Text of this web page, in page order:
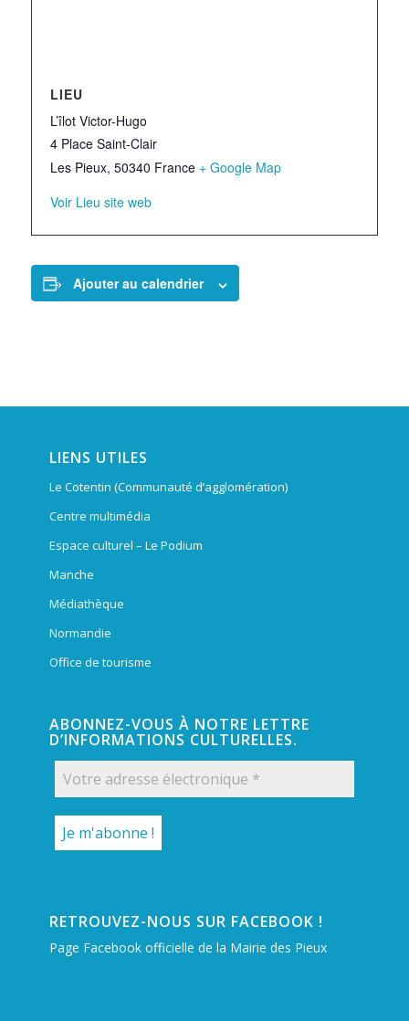
LIEU
L’îlot Victor-Hugo
4 Place Saint-Clair
Les Pieux, 50340 France + Google Map
Voir Lieu site web
Ajouter au calendrier
LIENS UTILES
Le Cotentin (Communauté d’agglomération)
Centre multimédia
Espace culturel – Le Podium
Manche
Médiathèque
Normandie
Office de tourisme
ABONNEZ-VOUS À NOTRE LETTRE
D’INFORMATIONS CULTURELLES.
RETROUVEZ-NOUS SUR FACEBOOK !
Page Facebook officielle de la Mairie des Pieux